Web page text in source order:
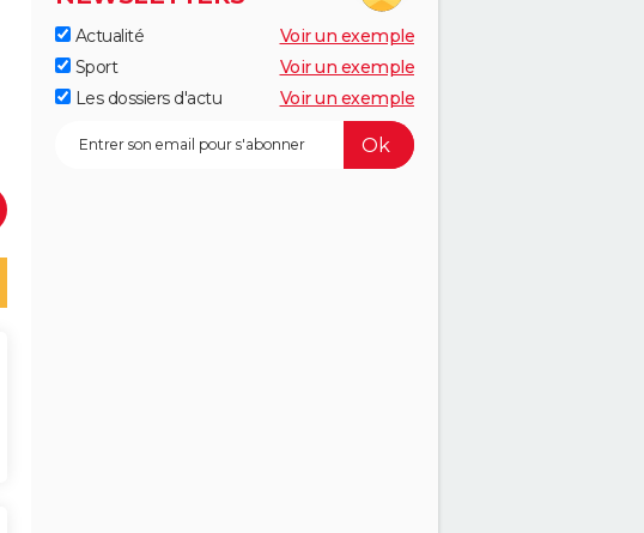
Actualité
Voir un exemple
Sport
Voir un exemple
Les dossiers d'actu
Voir un exemple